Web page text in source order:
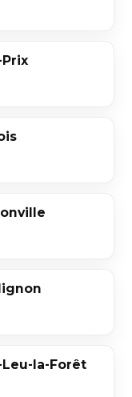
la-Forêt